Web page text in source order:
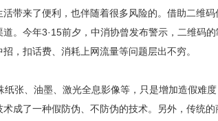
带来了便利，也伴随着很多风险的。借助二维
。今年3·15前夕，中消协曾发布警示，二维码
，扣话费、消耗上网流量等问题层出不穷。
张、油墨、激光全息影像等，只是增加造假难
成了一种假防伪、不防伪的技术。另外，传统